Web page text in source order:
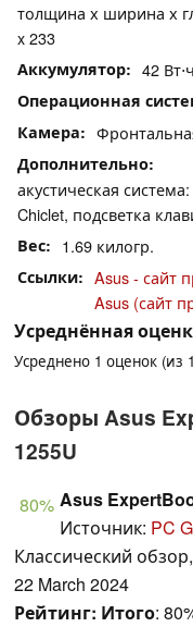
толщина х ширина х
x 233
Аккумулятор 42
Операционная
Камера
Дополнительно
акустическая
Chiclet, подсветка
Вес 1.69 килогр.
Ссылки
Asus - сайт
Asus (сайт
Усреднённая
Усреднено 1 оценок (из 1
Обзоры Asus
1255U
80% Asus
Источник: PC
Классический
22 March 2024
Рейтинг: Итого: